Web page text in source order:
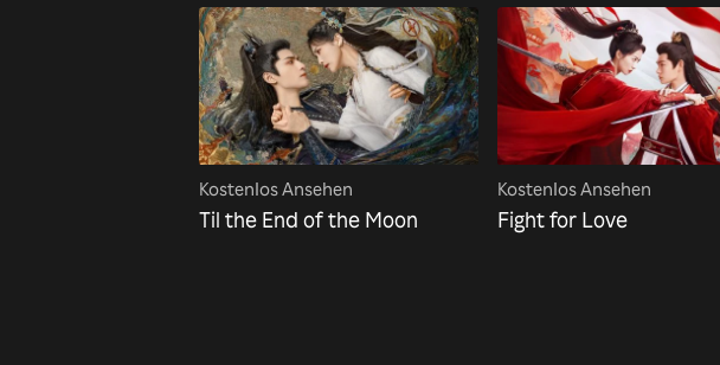
Kostenlos Ansehen
Til the End of the Moon
Kostenlos Ansehen
Fight for Love